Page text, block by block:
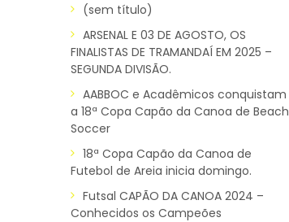
(sem título)
ARSENAL E 03 DE AGOSTO, OS
FINALISTAS DE TRAMANDAÍ EM 2025 –
SEGUNDA DIVISÃO.
AABBOC e Acadêmicos conquistam
a 18ª Copa Capão da Canoa de Beach
Soccer
18ª Copa Capão da Canoa de
Futebol de Areia inicia domingo.
Futsal CAPÃO DA CANOA 2024 –
Conhecidos os Campeões